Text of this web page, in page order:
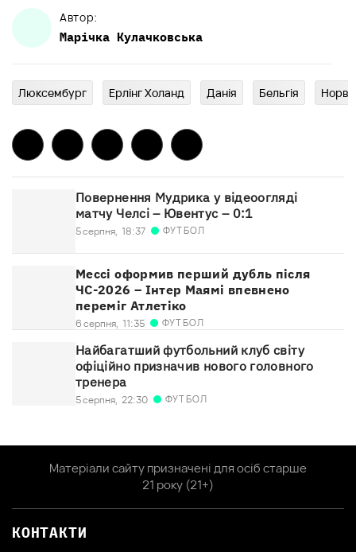
Автор:
Марічка Кулачковська
Люксембург Ерлінг Холанд Данія Бельгія
Повернення Мудрика у відеоогляді
матчу Челсі – Ювентус – 0:1
5 серпня, 18:37 ФУТБОЛ
Мессі оформив перший дубль після
ЧС-2026 – Інтер Маямі впевнено
переміг Атлетіко
6 серпня, 11:35 ФУТБОЛ
Найбагатший футбольний клуб світу
офіційно призначив нового головного
тренера
5 серпня, 22:30 ФУТБОЛ
Матеріали сайту призначені для осіб старше
21 року (21+)
КОНТАКТИ